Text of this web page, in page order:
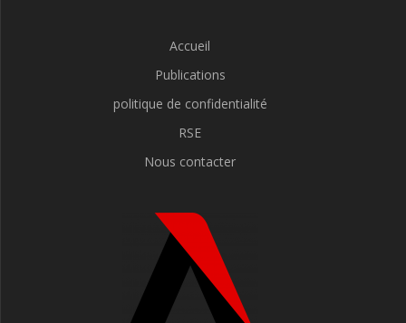
Accueil
Publications
politique de confidentialité
RSE
Nous contacter